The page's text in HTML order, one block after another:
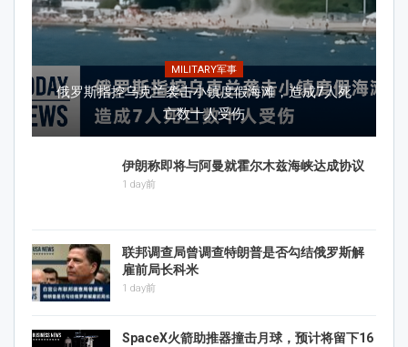
MILITARY军事
俄罗斯指控乌克兰袭击小镇度假海滩，造成7人死
亡数十人受伤
伊朗称即将与阿曼就霍尔木兹海峡达成协议
1 day前
联邦调查局曾调查特朗普是否勾结俄罗斯解
雇前局长科米
1 day前
SpaceX火箭助推器撞击月球，预计将留下16